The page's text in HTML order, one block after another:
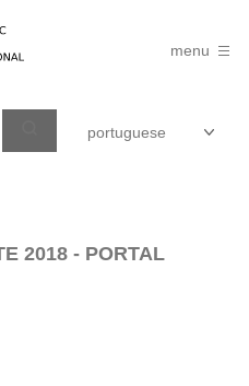
menu
2018 - PORTAL